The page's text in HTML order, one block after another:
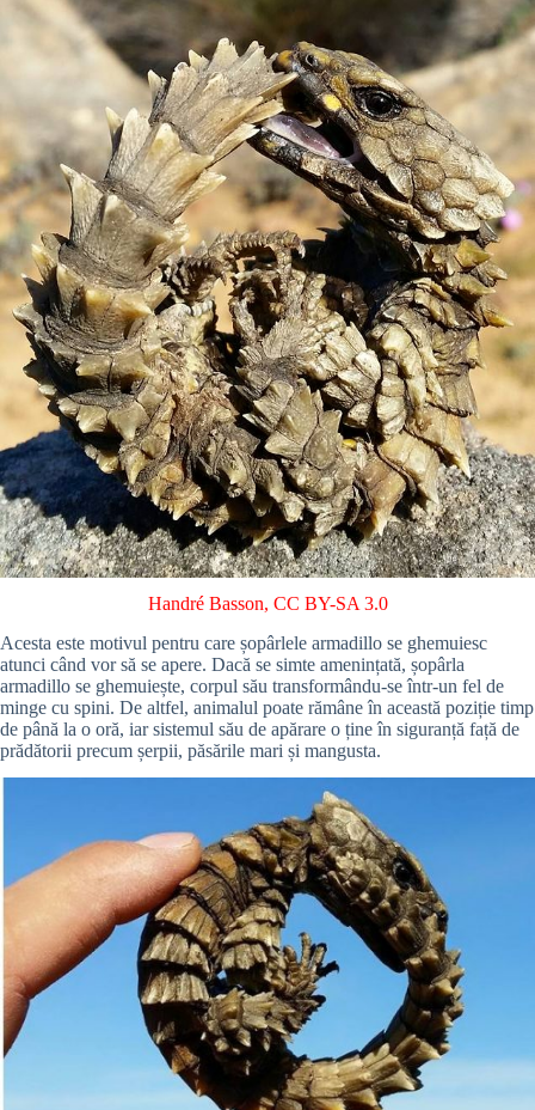
Handré Basson, CC BY-SA 3.0
Acesta este motivul pentru care șopârlele armadillo se ghemuiesc
atunci când vor să se apere. Dacă se simte amenințată, șopârla
armadillo se ghemuiește, corpul său transformându-se într-un fel de
minge cu spini. De altfel, animalul poate rămâne în această poziție timp
de până la o oră, iar sistemul său de apărare o ține în siguranță față de
prădătorii precum șerpii, păsările mari și mangusta.